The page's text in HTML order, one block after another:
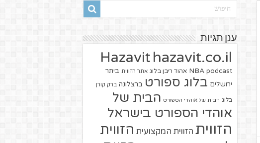
ענן תגיות
Hazavit hazavit.co.il
NBA podcast אהוד ריבן בלוג אתר הזווית ביתר
ירושלים בלוג ספורט ברצלונה ברק קורן
בלוג הבית של אוהדי הספורט הבית של
אוהדי הספורט בישראל
הזווית הזווית המקצועית הזווית